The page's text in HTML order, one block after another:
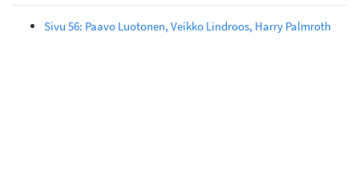
Sivu 56: Paavo Luotonen, Veikko Lindroos, Harry Palmroth